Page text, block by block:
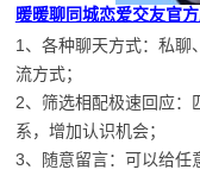
暖暖聊同城恋爱交友官
1、各种聊天方式：私聊
流方式；
2、筛选相配极速回应：
系，增加认识机会；
3、随意留言：可以给任